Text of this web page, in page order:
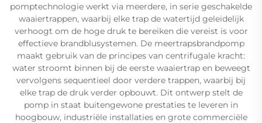
pomptechnologie werkt via meerdere, in serie geschakelde
waaiertrappen, waarbij elke trap de watertijd geleidelijk
verhoogt om de hoge druk te bereiken die vereist is voor
effectieve brandblusystemen. De meertrapsbrandpomp
maakt gebruik van de principes van centrifugale kracht:
water stroomt binnen bij de eerste waaiertrap en beweegt
vervolgens sequentieel door verdere trappen, waarbij bij
elke trap de druk verder opbouwt. Dit ontwerp stelt de
pomp in staat buitengewone prestaties te leveren in
hoogbouw, industriële installaties en grote commerciële